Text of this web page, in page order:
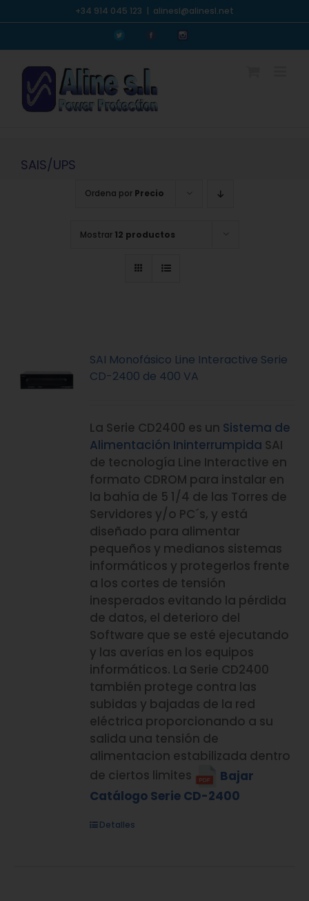
al
+34 914 045 123 | alinesl@alinesl.net
PersonalizadoPersonalizadoPersonalizado
SAIS/UPS
Ordena por Precio
Mostrar 12 productos
SAI Monofásico Line Interactive Serie
CD-2400 de 400 VA
La Serie CD2400 es un Sistema de
Alimentación Ininterrumpida SAI
de tecnología Line Interactive en
formato CDROM para instalar en
la bahía de 5 1/4 de las Torres de
Servidores y/o PC´s, y está
diseñado para alimentar
pequeños y medianos sistemas
informáticos y protegerlos frente
a los cortes de tensión
inesperados evitando la pérdida
de datos, el deterioro del
Software que se esté ejecutando
y las averías en los equipos
informáticos. La Serie CD2400
también protege contra las
subidas y bajadas de la red
eléctrica proporcionando a su
salida una tensión de
alimentacion estabilizada dentro
de ciertos limites
Bajar
Catálogo Serie CD-2400
Detalles